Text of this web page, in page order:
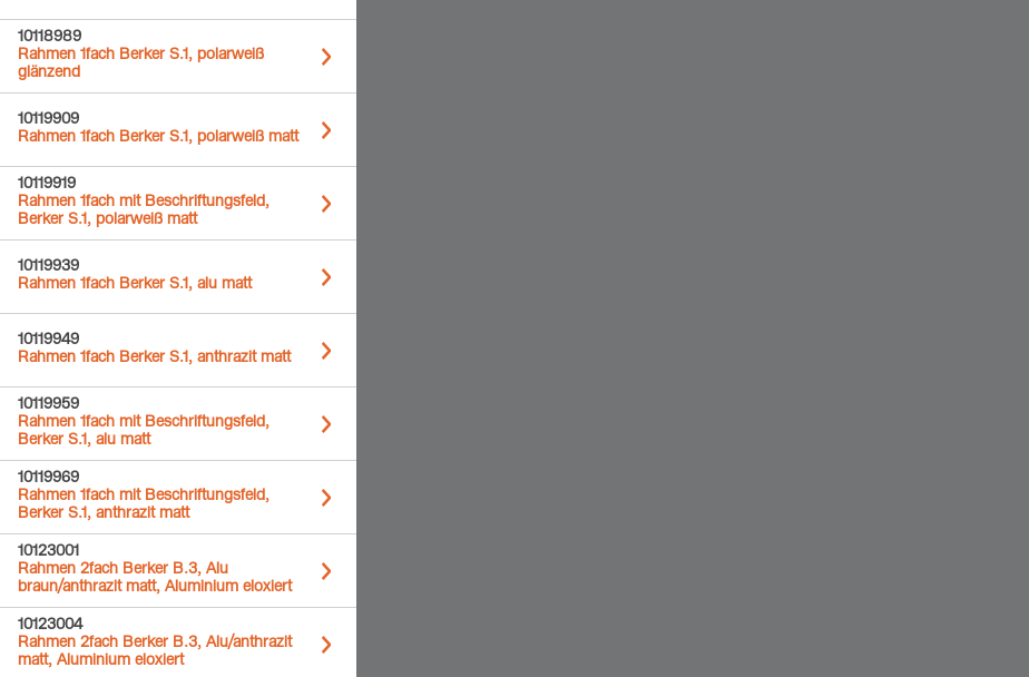
10118989
Rahmen 1fach Berker S.1, polarweiß
glänzend
10119909
Rahmen 1fach Berker S.1, polarweiß matt
10119919
Rahmen 1fach mit Beschriftungsfeld,
Berker S.1, polarweiß matt
10119939
Rahmen 1fach Berker S.1, alu matt
10119949
Rahmen 1fach Berker S.1, anthrazit matt
10119959
Rahmen 1fach mit Beschriftungsfeld,
Berker S.1, alu matt
10119969
Rahmen 1fach mit Beschriftungsfeld,
Berker S.1, anthrazit matt
10123001
Rahmen 2fach Berker B.3, Alu
braun/anthrazit matt, Aluminium eloxiert
10123004
Rahmen 2fach Berker B.3, Alu/anthrazit
matt, Aluminium eloxiert